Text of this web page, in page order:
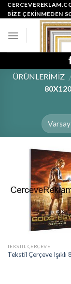
Skip
toBIZE ÇEKINMEDEN
ÜRÜNLERİMİZ /
TEKSTIL ÇERÇEVE
Tekstil Çerçeve Işıklı